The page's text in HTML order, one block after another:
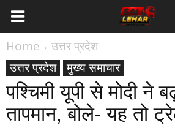
Home
उत्तर प्रदेश
उत्तर प्रदेश
मुख्य समाचार
पश्चिमी यूपी से मोदी ने
तापमान, बोले- यह तो